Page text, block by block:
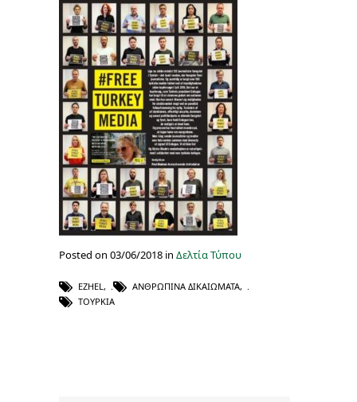
Posted on 03/06/2018 in Δελτία Τύπου
EZHEL, ΑΝΘΡΏΠΙΝΑ ΔΙΚΑΙΏΜΑΤΑ,
ΤΟΥΡΚΊΑ